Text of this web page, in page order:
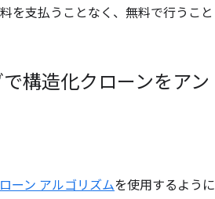
を支払うことなく、無料で行うこと
構造化クローンをアン
ーン アルゴリズムを使用するように